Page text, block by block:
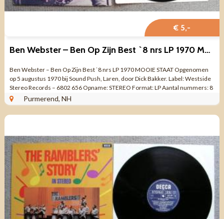
€ 5,-
Ben Webster – Ben Op Zijn Best `8 nrs LP 1970 MOOIE STAAT
Ben Webster – Ben Op Zijn Best `8 nrs LP 1970 MOOIE STAAT Opgenomen
op 5 augustus 1970 bij Sound Push, Laren, door Dick Bakker. Label: Westside
Stereo Records – 6802 656 Opname: STEREO Format: LP Aantal nummers: 8
...
Purmerend, NH